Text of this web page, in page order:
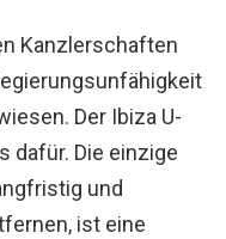
Kanzlerschaften
Der Ibiza U-
dafür. Die einzige
und
ist eine